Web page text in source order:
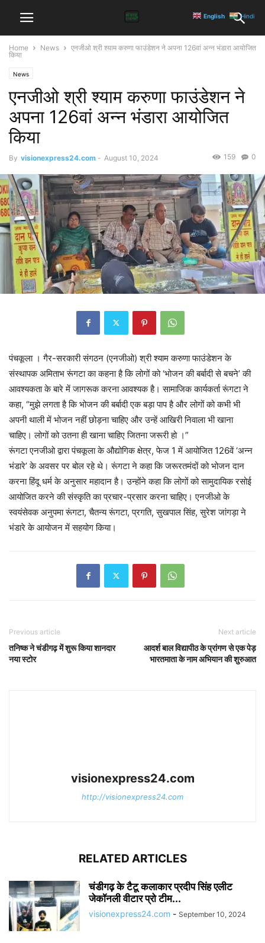
Home News
एनजीओ श्री श्याम करुणा फाउंडेशन ने अपना 126वां अन्न भंडारा आयोजित
किया
News
एनजीओ श्री श्याम करुणा फाउंडेशन ने
अपना 126वां अन्न भंडारा आयोजित
किया
By visionexpress24.com - August 10, 2024 0
159
पंचकूला । गैर-सरकारी संगठन (एनजीओ) श्री श्याम करुणा फाउंडेशन के
संस्थापक अमिताभ रूंगटा का कहना है कि लोगों को ‘भोजन की बर्बादी से बचने’ की
आवश्यकता के बारे में जागरूक करना आवश्यक है। सामाजिक कार्यकर्ता रूंगटा ने
कहा, “मुझे लगता है कि भोजन की बर्बादी एक बड़ा पाप है और लोगों को कभी भी
अपनी थाली में भोजन नहीं छोड़ना चाहिए और उन्हें आखिरी निवाला भी खाना
चाहिए। लोगों को उतना ही खाना चाहिए जितना जरूरी हो ।”
रूंगटा एनजीओ द्वारा पंचकूला के औद्योगिक क्षेत्र, फेज 1 में आयोजित 126वें ‘अन्न
भंडारे’ के अवसर पर बोल रहे थे। रूंगटा ने कहा कि जरूरतमंदों को भोजन दान
करना हिंदू धर्म के अनुसार महादान है। उन्होंने कहा कि लोगों को सामुदायिक रसोई
आयोजित करने की संस्कृति का प्रचार-प्रसार करना चाहिए। एनजीओ के
स्वयंसेवक अनुपमा रूंगटा, चैतन्य रूंगटा, प्रगति, सुखपाल सिंह, सुरेश जांगड़ा ने
भंडारे के आयोजन में सहयोग किया।
Previous article
तनिष्क ने चंडीगढ़ में शुरू किया शानदार
नया स्टोर
Next article
आदर्श बाल विद्यापीठ के प्रांगण से एक पेड़
भारतमाता के नाम अभियान की शुरुआत
visionexpress24.com
http://visionexpress24.com
RELATED ARTICLES
चंडीगढ़ के टैटू कलाकार प्रदीप सिंह एलीट
जेकॉनली वीटार प्रो टीम...
visionexpress24.com - September 10, 2024
English Hindi